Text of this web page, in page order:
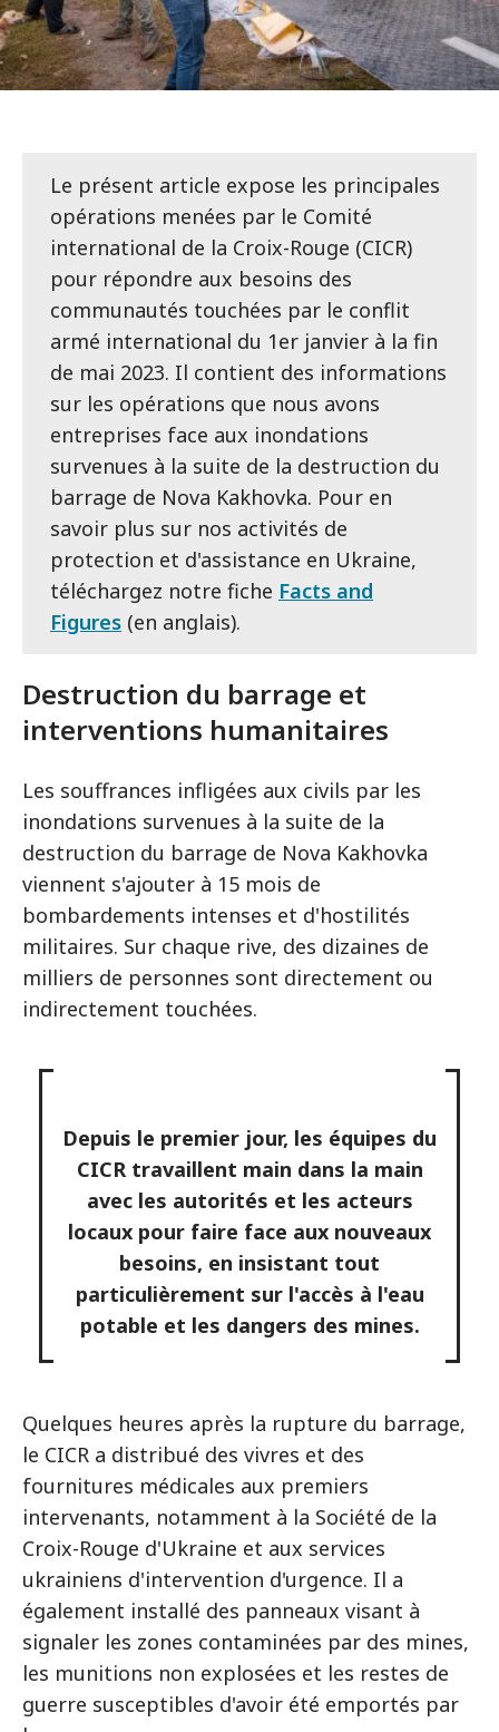
Le présent article expose les principales
opérations menées par le Comité
international de la Croix-Rouge (CICR)
pour répondre aux besoins des
communautés touchées par le conflit
armé international du 1er janvier à la fin
de mai 2023. Il contient des informations
sur les opérations que nous avons
entreprises face aux inondations
survenues à la suite de la destruction du
barrage de Nova Kakhovka. Pour en
savoir plus sur nos activités de
protection et d'assistance en Ukraine,
téléchargez notre fiche Facts and
Figures (en anglais).
Destruction du barrage et
interventions humanitaires
Les souffrances infligées aux civils par les
inondations survenues à la suite de la
destruction du barrage de Nova Kakhovka
viennent s'ajouter à 15 mois de
bombardements intenses et d'hostilités
militaires. Sur chaque rive, des dizaines de
milliers de personnes sont directement ou
indirectement touchées.
Depuis le premier jour, les équipes du
CICR travaillent main dans la main
avec les autorités et les acteurs
locaux pour faire face aux nouveaux
besoins, en insistant tout
particulièrement sur l'accès à l'eau
potable et les dangers des mines.
Quelques heures après la rupture du barrage,
le CICR a distribué des vivres et des
fournitures médicales aux premiers
intervenants, notamment à la Société de la
Croix-Rouge d'Ukraine et aux services
ukrainiens d'intervention d'urgence. Il a
également installé des panneaux visant à
signaler les zones contaminées par des mines,
les munitions non explosées et les restes de
guerre susceptibles d'avoir été emportés par